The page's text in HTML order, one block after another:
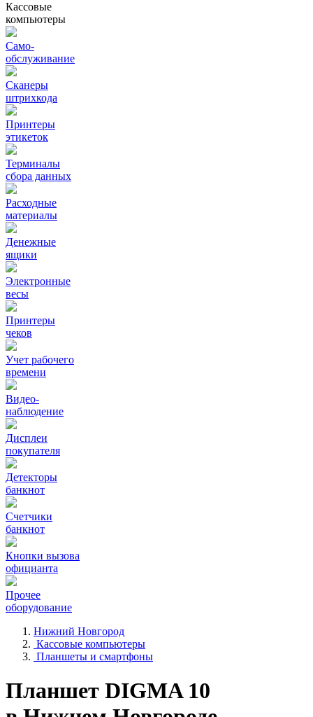
Кассовые
компьютеры
Само-
обслуживание
Сканеры
штрихкода
Принтеры
этикеток
Терминалы
сбора данных
Расходные
материалы
Денежные
ящики
Электронные
весы
Принтеры
чеков
Учет рабочего
времени
Видео‑
наблюдение
Дисплеи
покупателя
Детекторы
банкнот
Счетчики
банкнот
Кнопки вызова
официанта
Прочее
оборудование
Нижний Новгород
Кассовые компьютеры
Планшеты и смартфоны
Планшет DIGMA 10